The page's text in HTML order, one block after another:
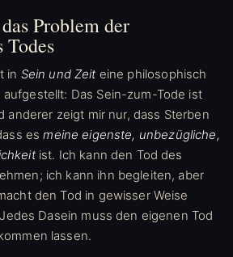
Problem der
Todes
in Sein und Zeit eine philosophisch
Das Sein-zum-Tode ist
anderer zeigt mir nur, dass Sterben
esmeine eigenste, unbezügliche,
ist. Ich kann den Tod des
ich kann ihn begleiten, aber
den Tod in gewisser Weise
Dasein muss den eigenen Tod
lassen.